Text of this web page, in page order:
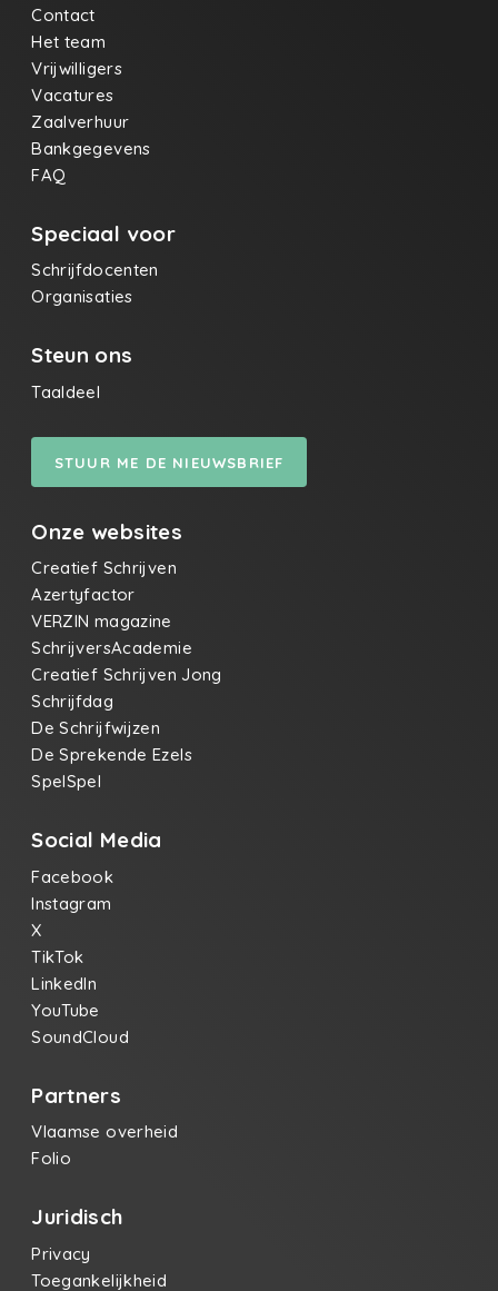
Contact
Het team
Vrijwilligers
Vacatures
Zaalverhuur
Bankgegevens
FAQ
Speciaal voor
Schrijfdocenten
Organisaties
Steun ons
Taaldeel
STUUR ME DE NIEUWSBRIEF
Onze websites
Creatief Schrijven
Azertyfactor
VERZIN magazine
SchrijversAcademie
Creatief Schrijven Jong
Schrijfdag
De Schrijfwijzen
De Sprekende Ezels
SpelSpel
Social Media
Facebook
Instagram
X
TikTok
LinkedIn
YouTube
SoundCloud
Partners
Vlaamse overheid
Folio
Juridisch
Privacy
Toegankelijkheid